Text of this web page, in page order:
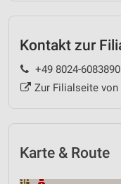
Kontakt zur
+49 8024-6083890
Zur Filialseite von
Karte & Route